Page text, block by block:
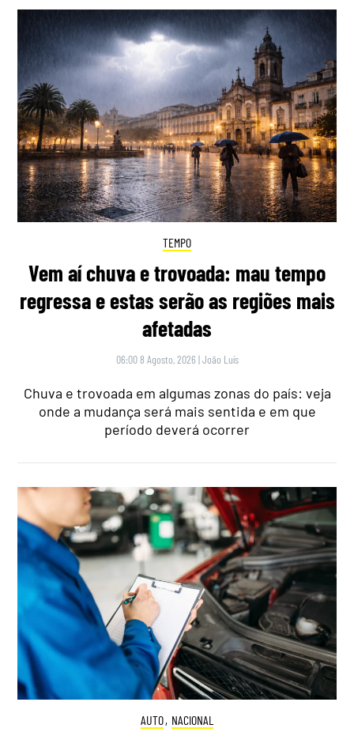
TEMPO
Vem aí chuva e trovoada: mau tempo
regressa e estas serão as regiões mais
afetadas
06:00 8 Agosto, 2026 |João Luís
Chuva e trovoada em algumas zonas do país: veja
onde a mudança será mais sentida e em que
período deverá ocorrer
AUTO, NACIONAL